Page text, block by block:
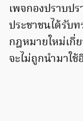
เพจกองปราบป
ประชาชนได้รับ
กฎหมายใหม่เกี่
จะไม่ถูกนำมาใ